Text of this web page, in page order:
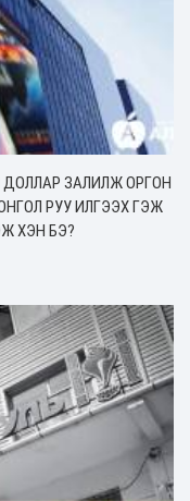
ЗАЛИЛЖ ОРГОН
РУУ ИЛГЭЭХ ГЭЖ
ХЭН БЭ?